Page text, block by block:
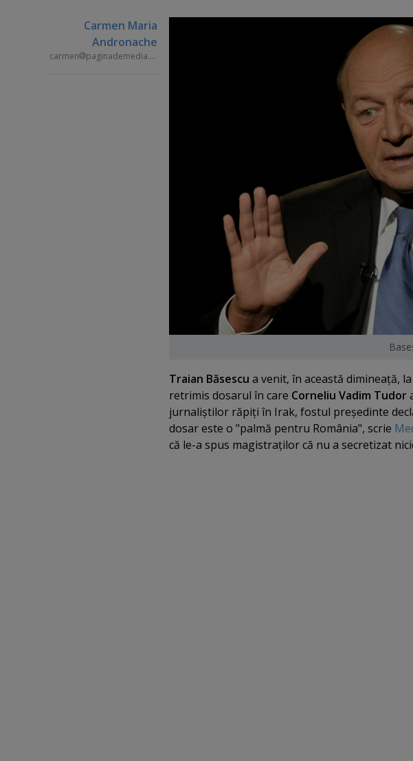
Carmen Maria
Andronache
carmen paginademedia.ro
Traian Băsescu a venit, în această dimineaţă, la
retrimis dosarul în care Corneliu Vadim Tudor
jurnaliştilor răpiţi în Irak, fostul preşedinte
dosar este o "palmă pentru România", scrie
că le-a spus magistraţilor că nu a secretizat